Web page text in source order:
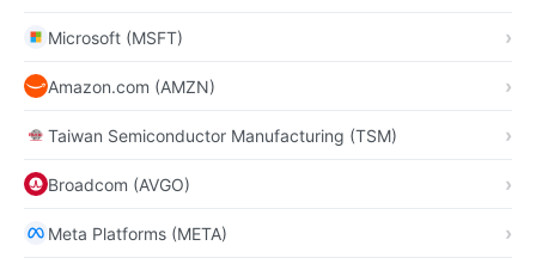
Microsoft (MSFT)
Amazon.com (AMZN)
Taiwan Semiconductor Manufacturing (TSM)
Broadcom (AVGO)
Meta Platforms (META)